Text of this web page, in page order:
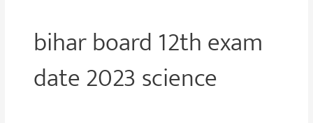
bihar board 12th exam
date 2023 science